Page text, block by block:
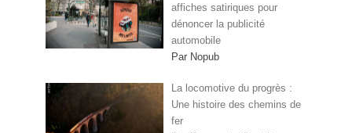
affiches satiriques pour
dénoncer la publicité
automobile
Par Nopub
La locomotive du progrès :
Une histoire des chemins de
fer